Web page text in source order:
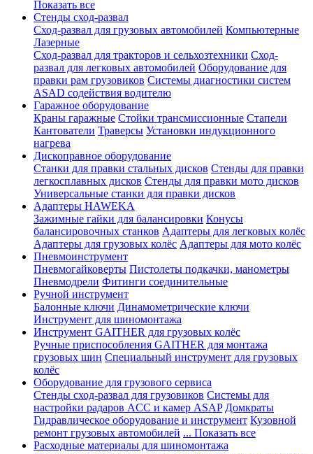
Показать все
Стенды сход-развал
Сход-развал для грузовых автомобилей Компьютерные
Лазерные
Сход-развал для тракторов и сельхозтехники Сход-
развал для легковых автомобилей Оборудование для
правки рам грузовиков Системы диагностики систем
ASAD содействия водителю
Гаражное оборудование
Краны гаражные Стойки трансмиссионные Стапели
Кантователи Траверсы Установки индукционного
нагрева
Дископравное оборудование
Станки для правки стальных дисков Стенды для правки
легкосплавных дисков Стенды для правки мото дисков
Универсальные станки для правки дисков
Адаптеры HAWEKA
Зажимные гайки для балансировки Конусы
балансировочных станков Адаптеры для легковых колёс
Адаптеры для грузовых колёс Адаптеры для мото колёс
Пневмоинструмент
Пневмогайковерты Пистолеты подкачки, манометры
Пневмодрели Фитинги соединительные
Ручной инструмент
Балонные ключи Динамометрические ключи
Инструмент для шиномонтажа
Инструмент GAITHER для грузовых колёс
Ручные приспособления GAITHER для монтажа
грузовых шин Специальный инструмент для грузовых
колёс
Оборудование для грузового сервиса
Стенды сход-развал для грузовиков Системы для
настройки радаров ACC и камер ASAP Домкраты
Гидравлическое оборудование и инструмент Кузовной
ремонт грузовых автомобилей ... Показать все
Расходные материалы для шиномонтажа